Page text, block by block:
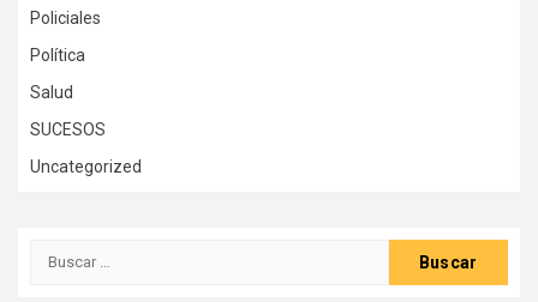
Policiales
Política
Salud
SUCESOS
Uncategorized
Buscar: